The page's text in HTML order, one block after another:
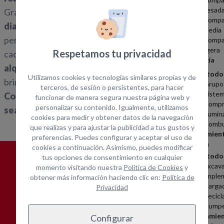
media
ligera
Energía
Ver todo
tierra
Ver todo
Gracias a su
potente sistema de perforación
diamantada
en húmedo o en seco
perforadoras garantizan resultados de alta calidad en
cada uso. Además, ofrecemosopciones tanto de
alquiler como venta a precios competitivos
brindando soluciones adaptadas a cada profesional.
Con Opein, aseguras que tu trabajo en hormigón
sea impecable.
¿POR QUÉALQUILAR CON
OPEIN?
Respetamos tu privacidad
Utilizamos cookies y tecnologías similares propias y de
terceros, de sesión o persistentes, para hacer
funcionar de manera segura nuestra página web y
personalizar su contenido. Igualmente, utilizamos
cookies para medir y obtener datos de la navegación
que realizas y para ajustar la publicidad a tus gustos y
preferencias. Puedes configurar y aceptar el uso de
cookies a continuación. Asimismo, puedes modificar
tus opciones de consentimiento en cualquier
momento visitando nuestra Política de Cookies y
obtener más información haciendo clic en: Política de
Privacidad
Configurar